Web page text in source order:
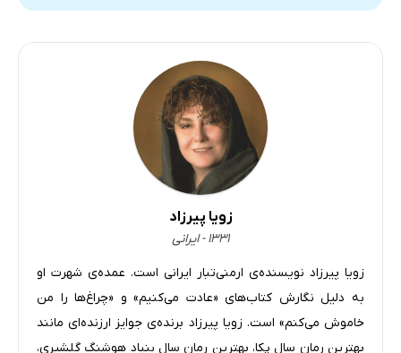
29 دقیقه بخش بیست و هشت
6 دقیقه بخش بیست و نه
زویا پیرزاد
۱۳۳۱ - ایرانی
زویا پیرزاد نویسنده‌ی ارمنی‌تبار ایرانی است. عمده‌ی شهرت او
به دلیل نگارش کتاب‌های «عادت می‌کنیم» و «چراغ‌ها را من
خاموش می‌کنم» است. زویا پیرزاد برنده‌ی جوایز ارزنده‌ای مانند
بهترین رمان سال پکا، بهترین رمان سال بنیاد هوشنگ گلشیری،